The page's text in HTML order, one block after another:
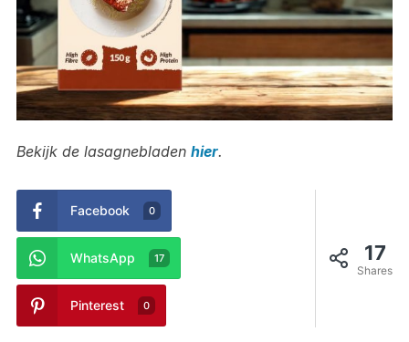
Bekijk de lasagnebladen hier.
17
Shares
Facebook 0
WhatsApp 17
Pinterest 0